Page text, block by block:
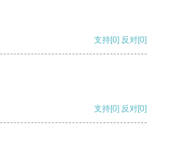
支持[0] 反对[0]
支持[0] 反对[0]